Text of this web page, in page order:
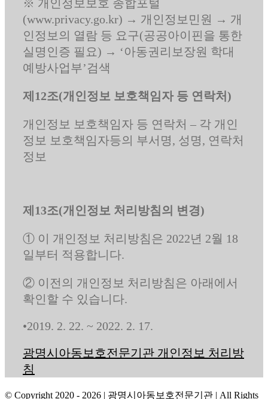
※ 개인정보보호 종합포털
(www.privacy.go.kr) → 개인정보민원 → 개
인정보의 열람 등 요구(공공아이핀을 통한
실명인증 필요) → ‘아동권리보장원 학대
예방사업부’검색
제12조(개인정보 보호책임자 등 연락처)
개인정보 보호책임자 등 연락처 – 각 개인
정보 보호책임자등의 부서명, 성명, 연락처
정보
제13조(개인정보 처리방침의 변경)
① 이 개인정보 처리방침은 2022년 2월 18
일부터 적용합니다.
② 이전의 개인정보 처리방침은 아래에서
확인할 수 있습니다.
•2019. 2. 22. ~ 2022. 2. 17.
광명시아동보호전문기관 개인정보 처리방
침
© Copyright 2020 - 2026 | 광명시아동보호전문기관 | All Rights